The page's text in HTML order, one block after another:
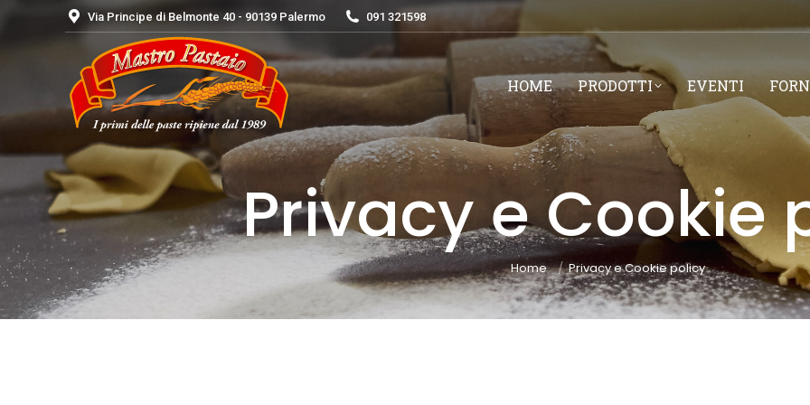
Via Principe di Belmonte 40 - 90139 Palermo 091 321598
HOME PRODOTTI EVENTI
Privacy e Cookie
You are here:
Home Privacy e Cookie policy